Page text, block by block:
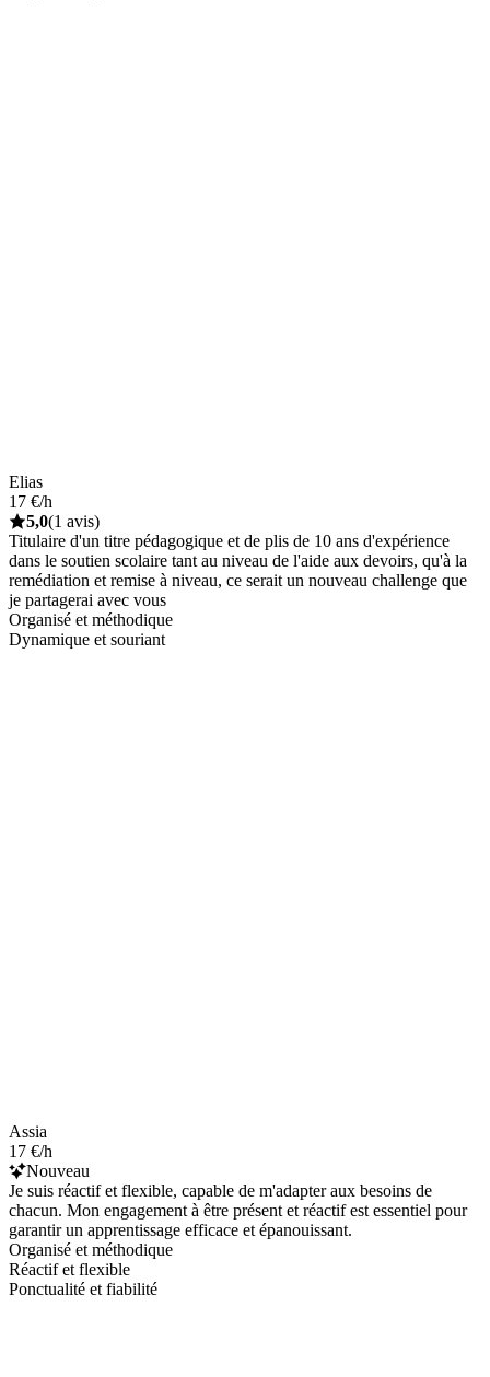
Elias
17 €/h
5,0(1 avis)
Titulaire d'un titre pédagogique et de plis de 10 ans d'expérience
dans le soutien scolaire tant au niveau de l'aide aux devoirs, qu'à la
remédiation et remise à niveau, ce serait un nouveau challenge que
je partagerai avec vous
Organisé et méthodique
Dynamique et souriant
Assia
17 €/h
Nouveau
Je suis réactif et flexible, capable de m'adapter aux besoins de
chacun. Mon engagement à être présent et réactif est essentiel pour
garantir un apprentissage efficace et épanouissant.
Organisé et méthodique
Réactif et flexible
Ponctualité et fiabilité